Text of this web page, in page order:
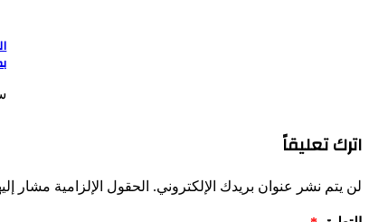
اترك تعليقاً
لن يتم نشر عنوان بريدك الإلكتروني. الحقول الإلزامية مشار